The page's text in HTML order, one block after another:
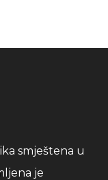
smještena u
je